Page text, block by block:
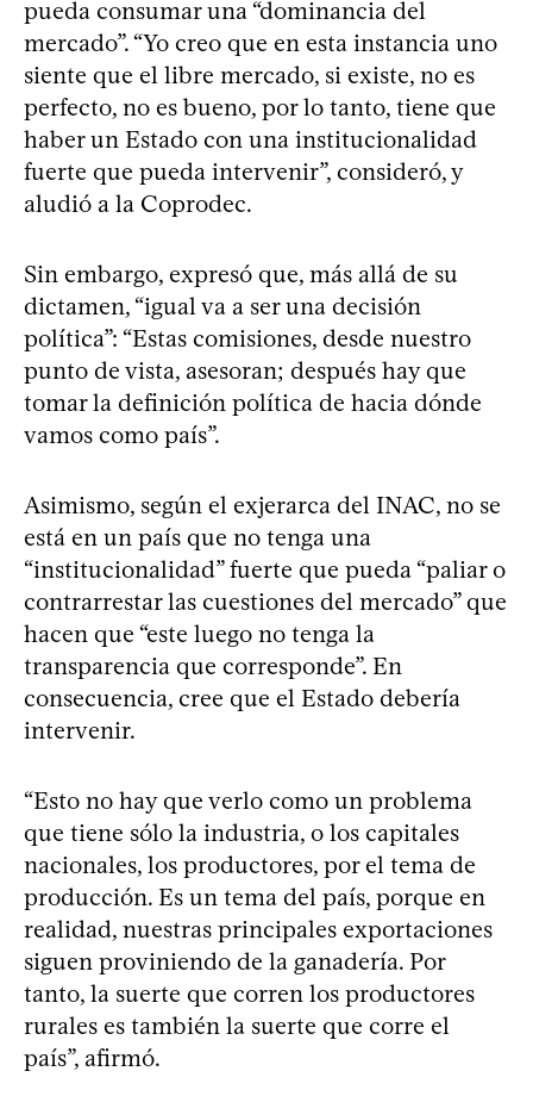
pueda consumar una “dominancia del
mercado”. “Yo creo que en esta instancia uno
siente que el libre mercado, si existe, no es
perfecto, no es bueno, por lo tanto, tiene que
haber un Estado con una institucionalidad
fuerte que pueda intervenir”, consideró, y
aludió a la Coprodec.
Sin embargo, expresó que, más allá de su
dictamen, “igual va a ser una decisión
política”: “Estas comisiones, desde nuestro
punto de vista, asesoran; después hay que
tomar la definición política de hacia dónde
vamos como país”.
Asimismo, según el exjerarca del INAC, no se
está en un país que no tenga una
“institucionalidad” fuerte que pueda “paliar o
contrarrestar las cuestiones del mercado” que
hacen que “este luego no tenga la
transparencia que corresponde”. En
consecuencia, cree que el Estado debería
intervenir.
“Esto no hay que verlo como un problema
que tiene sólo la industria, o los capitales
nacionales, los productores, por el tema de
producción. Es un tema del país, porque en
realidad, nuestras principales exportaciones
siguen proviniendo de la ganadería. Por
tanto, la suerte que corren los productores
rurales es también la suerte que corre el
país”, afirmó.